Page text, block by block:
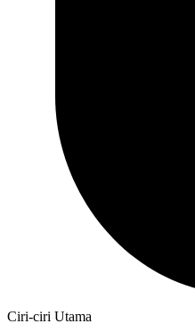
Ciri-ciri Utama